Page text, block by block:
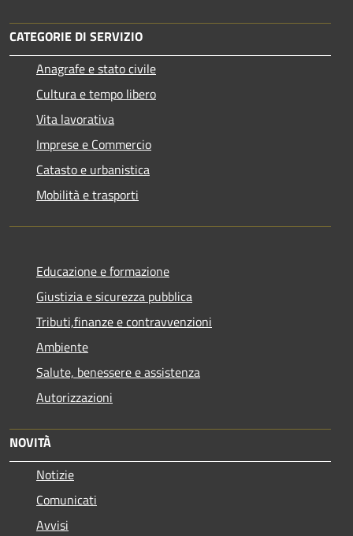
CATEGORIE DI SERVIZIO
Anagrafe e stato civile
Cultura e tempo libero
Vita lavorativa
Imprese e Commercio
Catasto e urbanistica
Mobilità e trasporti
Educazione e formazione
Giustizia e sicurezza pubblica
Tributi,finanze e contravvenzioni
Ambiente
Salute, benessere e assistenza
Autorizzazioni
NOVITÀ
Notizie
Comunicati
Avvisi